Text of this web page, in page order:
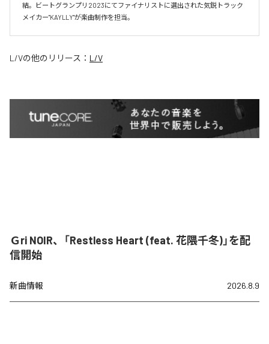
結。ビートグランプリ2023にてファイナリストに選出された気鋭トラック
メイカー"KAYLLY"が楽曲制作を担当。
L/Vの他のリリース： L/V
Ｇri NOIR、「Restless Heart (feat. 花隈千冬)」を配
信開始
新曲情報 2026.8.9